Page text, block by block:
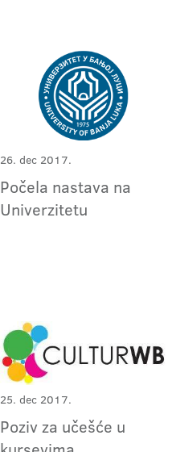
26. dec 2017.
Počela nastava na
Univerzitetu
25. dec 2017.
Poziv za učešće u